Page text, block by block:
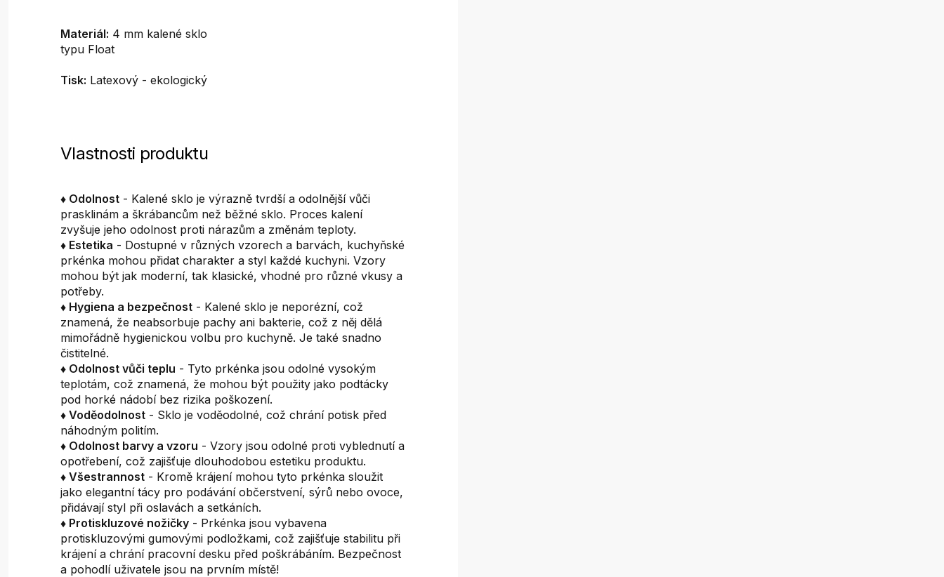
Materiál: 4 mm kalené sklo
typu Float
Tisk: Latexový - ekologický
Vlastnosti produktu
♦ Odolnost - Kalené sklo je výrazně tvrdší a odolnější vůči
prasklinám a škrábancům než běžné sklo. Proces kalení
zvyšuje jeho odolnost proti nárazům a změnám teploty.
♦ Estetika - Dostupné v různých vzorech a barvách, kuchyňské
prkénka mohou přidat charakter a styl každé kuchyni. Vzory
mohou být jak moderní, tak klasické, vhodné pro různé vkusy a
potřeby.
♦ Hygiena a bezpečnost - Kalené sklo je neporézní, což
znamená, že neabsorbuje pachy ani bakterie, což z něj dělá
mimořádně hygienickou volbu pro kuchyně. Je také snadno
čistitelné.
♦ Odolnost vůči teplu - Tyto prkénka jsou odolné vysokým
teplotám, což znamená, že mohou být použity jako podtácky
pod horké nádobí bez rizika poškození.
♦ Voděodolnost - Sklo je voděodolné, což chrání potisk před
náhodným politím.
♦ Odolnost barvy a vzoru - Vzory jsou odolné proti vyblednutí a
opotřebení, což zajišťuje dlouhodobou estetiku produktu.
♦ Všestrannost - Kromě krájení mohou tyto prkénka sloužit
jako elegantní tácy pro podávání občerstvení, sýrů nebo ovoce,
přidávají styl při oslavách a setkáních.
♦ Protiskluzové nožičky - Prkénka jsou vybavena
protiskluzovými gumovými podložkami, což zajišťuje stabilitu při
krájení a chrání pracovní desku před poškrábáním. Bezpečnost
a pohodlí uživatele jsou na prvním místě!